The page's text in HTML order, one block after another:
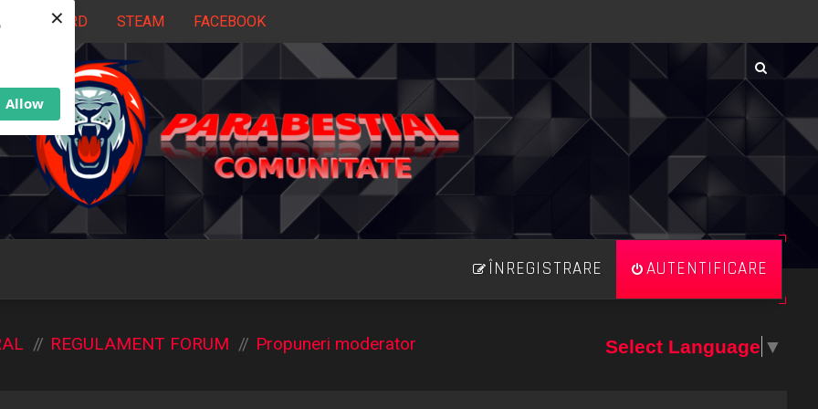
Allow
×
DISCORD STEAM FACEBOOK
AUTENTIFICARE
ÎNREGISTRARE
REGULAMENT FORUM Propuneri moderator Select Language ▼